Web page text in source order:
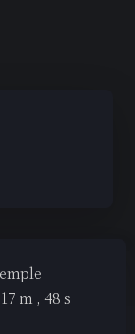
Serif
17 m , 48 s